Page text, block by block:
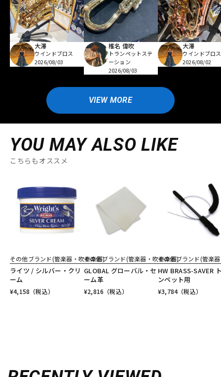
大澤
ウインドブロス
2026/08/03
椎名 偉吹
トランペットステ
ーション
2026/08/03
大澤
ウインドブロス
2026/08/02
VIEW MORE
YOU MAY ALSO LIKE
こちらもオススメ
その他ブランド(管楽器・吹奏楽器)
ライツ / シルバー・クリ
ーム
¥4,158 （税込）
その他ブランド(管楽器・吹奏楽器)
GLOBAL グローバル・セ
ーム革
¥2,816 （税込）
その他ブランド(管楽
HW BRASS-SAVER
ンペット用
¥3,784（税込）